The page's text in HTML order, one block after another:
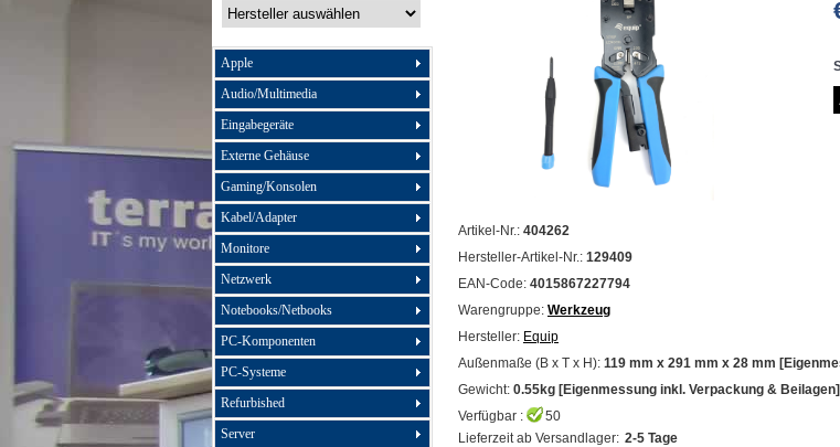
Apple
Audio/Multimedia
Eingabegeräte
Externe Gehäuse
Gaming/Konsolen
Kabel/Adapter
Monitore
Netzwerk
Notebooks/Netbooks
PC-Komponenten
PC-Systeme
Refurbished
Server
Artikel-Nr.: 404262
Hersteller-Artikel-Nr.: 129409
EAN-Code: 4015867227794
Warengruppe: Werkzeug
Hersteller: Equip
Außenmaße (B x T x H): 119 mm x 291 mm x 28 mm
Gewicht: 0.55kg [Eigenmessung inkl. Verpackung & Beilagen]
Verfügbar :
50
Lieferzeit ab Versandlager: 2-5 Tage